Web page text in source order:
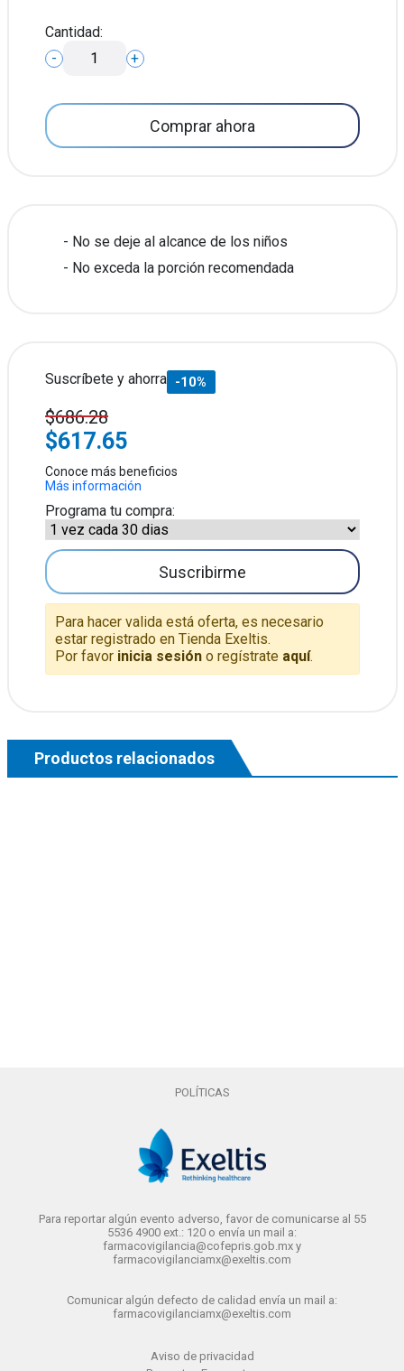
Cantidad:
-
+
Comprar ahora
No se deje al alcance de los niños
No exceda la porción recomendada
Suscríbete y ahorra -10%
$686.28
$617.65
Conoce más beneficios
Más información
Programa tu compra:
Suscribirme
Para hacer valida está oferta, es necesario
estar registrado en Tienda Exeltis.
Por favor inicia sesióno regístrate aquí.
Productos relacionados
POLÍTICAS
Aviso de privacidad
Para reportar algún evento adverso, favor de comunicarse al 55
5536 4900 ext.: 120 o envía un mail a:
farmacovigilancia@cofepris.gob.mx y
farmacovigilanciamx@exeltis.com
Comunicar algún defecto de calidad envía un mail a:
farmacovigilanciamx@exeltis.com